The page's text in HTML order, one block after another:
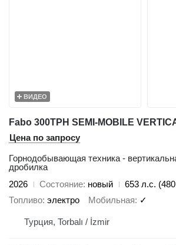
ВИДЕО
Цена по запросу
Горнодобывающая техника -
дробилка
2026
Состояние новый
653 л.с.
Топливо электро Мобильная ✓
Турция, Torbalı / İzmir